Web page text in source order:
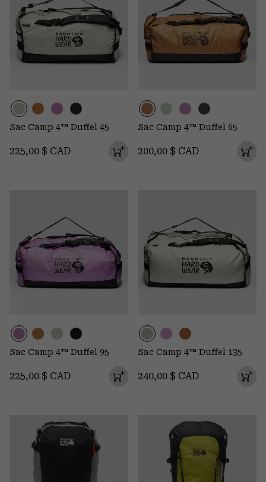
Sac Camp 4™ Duffel 45
Regular price:
225,00 $ CAD
Sac Camp 4™ Duffel 65
Regular price:
200,00 $ CAD
Sac Camp 4™ Duffel 95
Regular price:
225,00 $ CAD
Sac Camp 4™ Duffel 135
Regular price:
240,00 $ CAD